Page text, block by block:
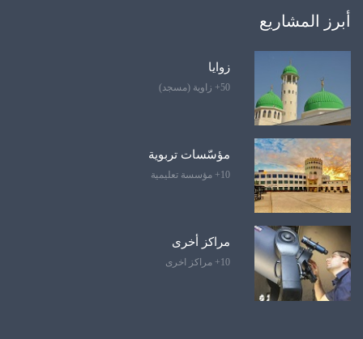
أبرز المشاريع
زوايا
50+ زاوية (مسجد)
مؤسّسات تربوية
10+ مؤسسة تعليمية
مراكز أخرى
10+ مراكز اخرى